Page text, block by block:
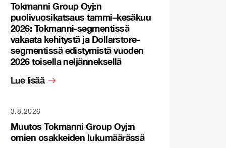
Tokmanni Group Oyj:n
puolivuosikatsaus tammi–kesäkuu
2026: Tokmanni-segmentissä
vakaata kehitystä ja Dollarstore-
segmentissä edistymistä vuoden
2026 toisella neljänneksellä
Lue lisää
3.8.2026
Muutos Tokmanni Group Oyj:n
omien osakkeiden lukumäärässä